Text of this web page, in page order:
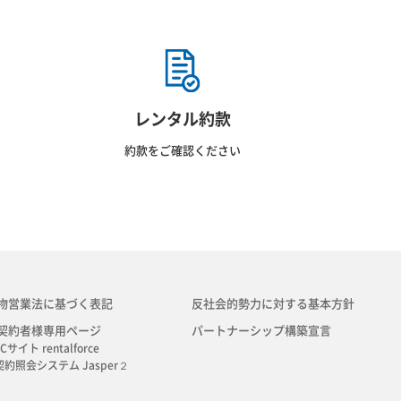
レンタル約款
約款をご確認ください
営業法に基づく表記
約者様専用ページ
サイト rentalforce
約照会システム Jasper２
反社会的勢力に対する基本方針
パートナーシップ構築宣言